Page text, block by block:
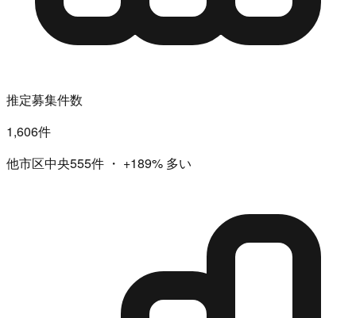
推定募集件数
1,606件
他市区中央555件 ・ +189% 多い